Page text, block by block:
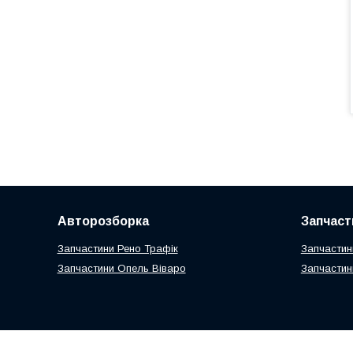
Авторозборка
Запчастини Рено Трафік
Запчастини Опель Віваро